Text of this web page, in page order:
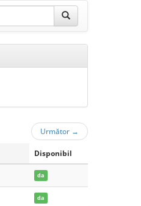
Următor →
Disponibil
da
da